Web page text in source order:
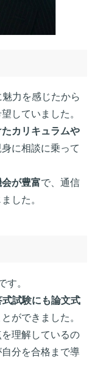
魅力を感じたから
していました。
カリキュラムや
に相談に乗って
が豊富で、通信
した。
す。
式試験にも論文式
ができました。
理解しているの
分を合格まで導